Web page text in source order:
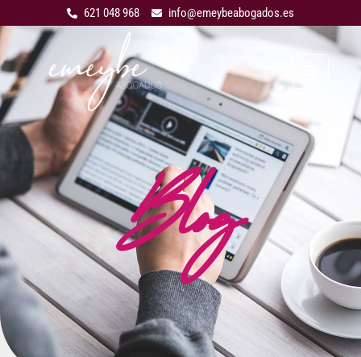
621 048 968 info@emeybeabogados.es
Blog